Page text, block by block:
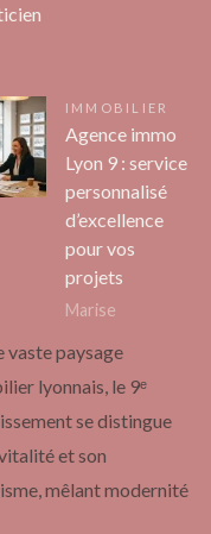
IMMOBILIER
Agence immo
Lyon 9 : service
personnalisé
d’excellence
pour vos
projets
Marise
vaste paysage
lyonnais, le 9ᵉ
se distingue
et son
mêlant modernité